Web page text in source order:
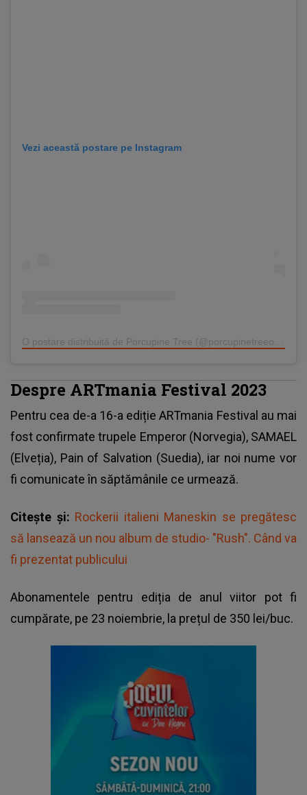
Vezi această postare pe Instagram
Despre ARTmania Festival 2023
Pentru cea de-a 16-a ediție ARTmania Festival au mai
fost confirmate trupele Emperor (Norvegia), SAMAEL
(Elveția), Pain of Salvation (Suedia), iar noi nume vor
fi comunicate în săptămânile ce urmează.
Citește și: Rockerii italieni Maneskin se pregătesc
să lansează un nou album de studio- "Rush". Când va
fi prezentat publicului
Abonamentele pentru ediția de anul viitor pot fi
cumpărate, pe 23 noiembrie, la prețul de 350 lei/buc.